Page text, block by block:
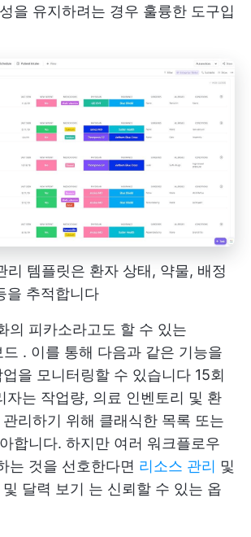
을 유지하려는 경우 훌륭한 도구입
리 템플릿은 환자 상태, 약물, 배정
을 추적합니다
의 피카소라고도 할 수 있는
. 이를 통해 다음과 같은 기능을
을 모니터링할 수 있습니다 15회
자는 작업량, 의료 인벤토리 및 환
리하기 위해 클래식한 목록 또는
합니다. 하지만 여러 워크플로우
는 것을 선호한다면 리소스 관리 및
및 달력 보기 는 신뢰할 수 있는 옵